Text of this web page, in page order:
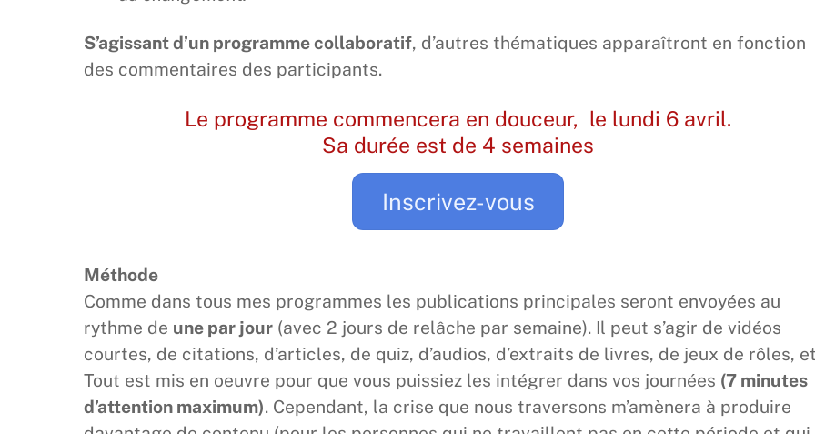
S’agissant d’un programme collaboratif, d’autres thématiques apparaîtront en fonction
des commentaires des participants.
Le programme commencera en douceur, le lundi 6 avril.
Sa durée est de 4 semaines
Inscrivez-vous
Méthode
Comme dans tous mes programmes les publications principales seront envoyées au
rythme de une par jour (avec 2 jours de relâche par semaine). Il peut s’agir de vidéos
courtes, de citations, d’articles, de quiz, d’audios, d’extraits de livres, de jeux de rôles,
Tout est mis en oeuvre pour que vous puissiez les intégrer dans vos journées (7 minutes
d’attention maximum). Cependant, la crise que nous traversons m’amènera à produire